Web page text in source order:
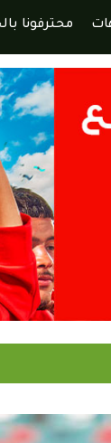
محترفونا